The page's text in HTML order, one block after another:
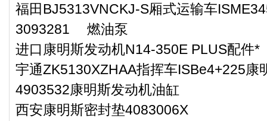
福田BJ5313VNCKJ-S厢式运输车
3093281 燃油泵
进口康明斯发动机N14-350E PLUS配件*
宇通ZK5130XZHAA指挥车ISBe4+225康
4903532康明斯发动机油缸
西安康明斯密封垫4083006X